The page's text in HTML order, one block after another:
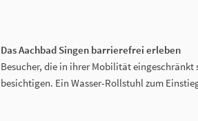
Das Aachbad Singen barrierefrei erleben
Besucher, die in ihrer Mobilität
besichtigen. Ein Wasser-Rollstuhl zum